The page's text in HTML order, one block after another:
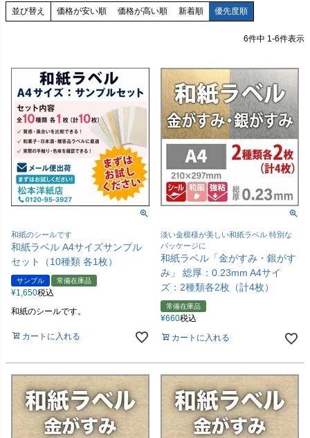
並び替え 価格が安い順 価格が高い順 新着順 優先度順
6件中 1-6件表示
和紙のシールです
和紙ラベル A4サイズサンプル
セット（10種類 各1枚）
サンプル 常備在庫品
¥1,650税込
和紙のシールです。
カートに入れる
淡い金模様が美しい和紙ラベル 特別な
パッケージに
和紙ラベル「金がすみ・銀がす
み」 総厚：0.23mm A4サイ
ズ：2種類各2枚（計4枚）
常備在庫品
¥660税込
カートに入れる